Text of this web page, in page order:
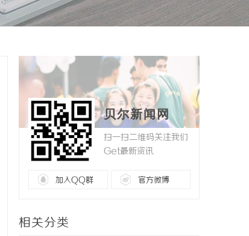
贝尔新闻网
扫一扫二维码关注我们
Get最新资讯
加入QQ群 官方微博
相关分类